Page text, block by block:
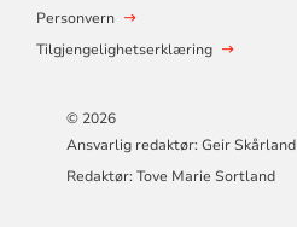
Personvern
Tilgjengelighetserklæring
© 2026
Ansvarlig redaktør: Geir Skårland
Redaktør: Tove Marie Sortland